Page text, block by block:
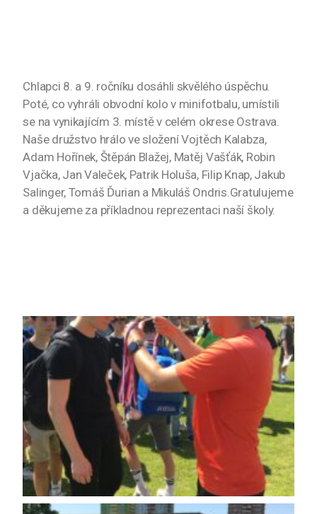
Chlapci 8. a 9. ročníku dosáhli skvělého úspěchu.
Poté, co vyhráli obvodní kolo v minifotbalu, umístili
se na vynikajícím 3. místě v celém okrese Ostrava.
Naše družstvo hrálo ve složení Vojtěch Kalabza,
Adam Hořínek, Štěpán Blažej, Matěj Vašťák, Robin
Vjačka, Jan Valeček, Patrik Holuša, Filip Knap, Jakub
Salinger, Tomáš Ďurian a Mikuláš Ondris.Gratulujeme
a děkujeme za příkladnou reprezentaci naší školy.